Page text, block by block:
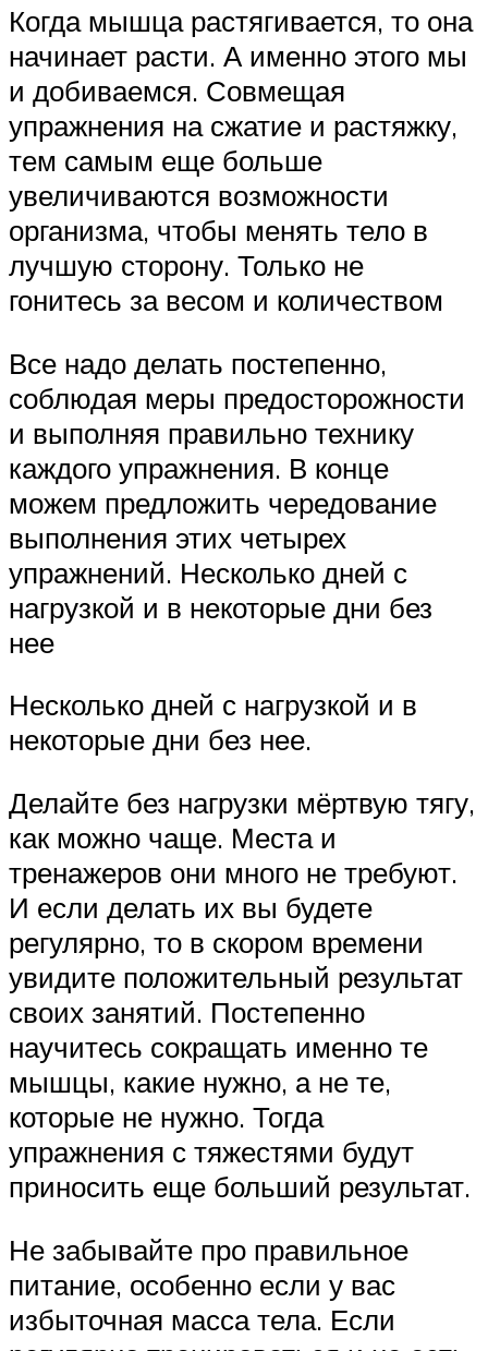
Когда мышца растягивается, то она
начинает расти. А именно этого мы
и добиваемся. Совмещая
упражнения на сжатие и растяжку,
тем самым еще больше
увеличиваются возможности
организма, чтобы менять тело в
лучшую сторону. Только не
гонитесь за весом и количеством
Все надо делать постепенно,
соблюдая меры предосторожности
и выполняя правильно технику
каждого упражнения. В конце
можем предложить чередование
выполнения этих четырех
упражнений. Несколько дней с
нагрузкой и в некоторые дни без
нее
Несколько дней с нагрузкой и в
некоторые дни без нее.
Делайте без нагрузки мёртвую тягу,
как можно чаще. Места и
тренажеров они много не требуют.
И если делать их вы будете
регулярно, то в скором времени
увидите положительный результат
своих занятий. Постепенно
научитесь сокращать именно те
мышцы, какие нужно, а не те,
которые не нужно. Тогда
упражнения с тяжестями будут
приносить еще больший результат.
Не забывайте про правильное
питание, особенно если у вас
избыточная масса тела. Если